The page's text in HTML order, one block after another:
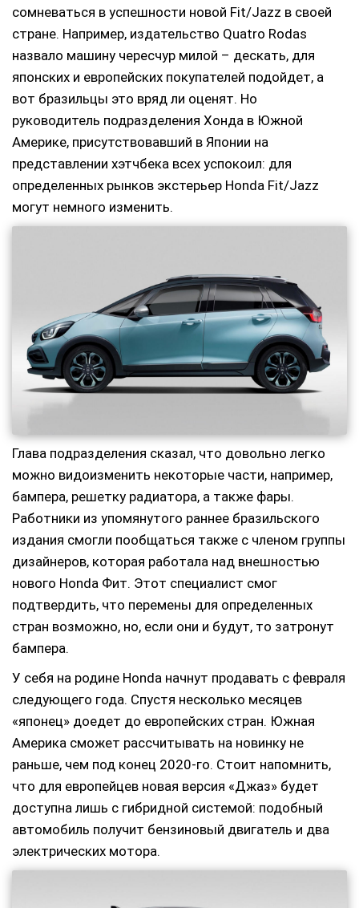
сомневаться в успешности новой Fit/Jazz в своей
стране. Например, издательство Quatro Rodas
назвало машину чересчур милой – дескать, для
японских и европейских покупателей подойдет, а
вот бразильцы это вряд ли оценят. Но
руководитель подразделения Хонда в Южной
Америке, присутствовавший в Японии на
представлении хэтчбека всех успокоил: для
определенных рынков экстерьер Honda Fit/Jazz
могут немного изменить.
Глава подразделения сказал, что довольно легко
можно видоизменить некоторые части, например,
бампера, решетку радиатора, а также фары.
Работники из упомянутого раннее бразильского
издания смогли пообщаться также с членом группы
дизайнеров, которая работала над внешностью
нового Honda Фит. Этот специалист смог
подтвердить, что перемены для определенных
стран возможно, но, если они и будут, то затронут
бампера.
У себя на родине Honda начнут продавать с февраля
следующего года. Спустя несколько месяцев
«японец» доедет до европейских стран. Южная
Америка сможет рассчитывать на новинку не
раньше, чем под конец 2020-го. Стоит напомнить,
что для европейцев новая версия «Джаз» будет
доступна лишь с гибридной системой: подобный
автомобиль получит бензиновый двигатель и два
электрических мотора.